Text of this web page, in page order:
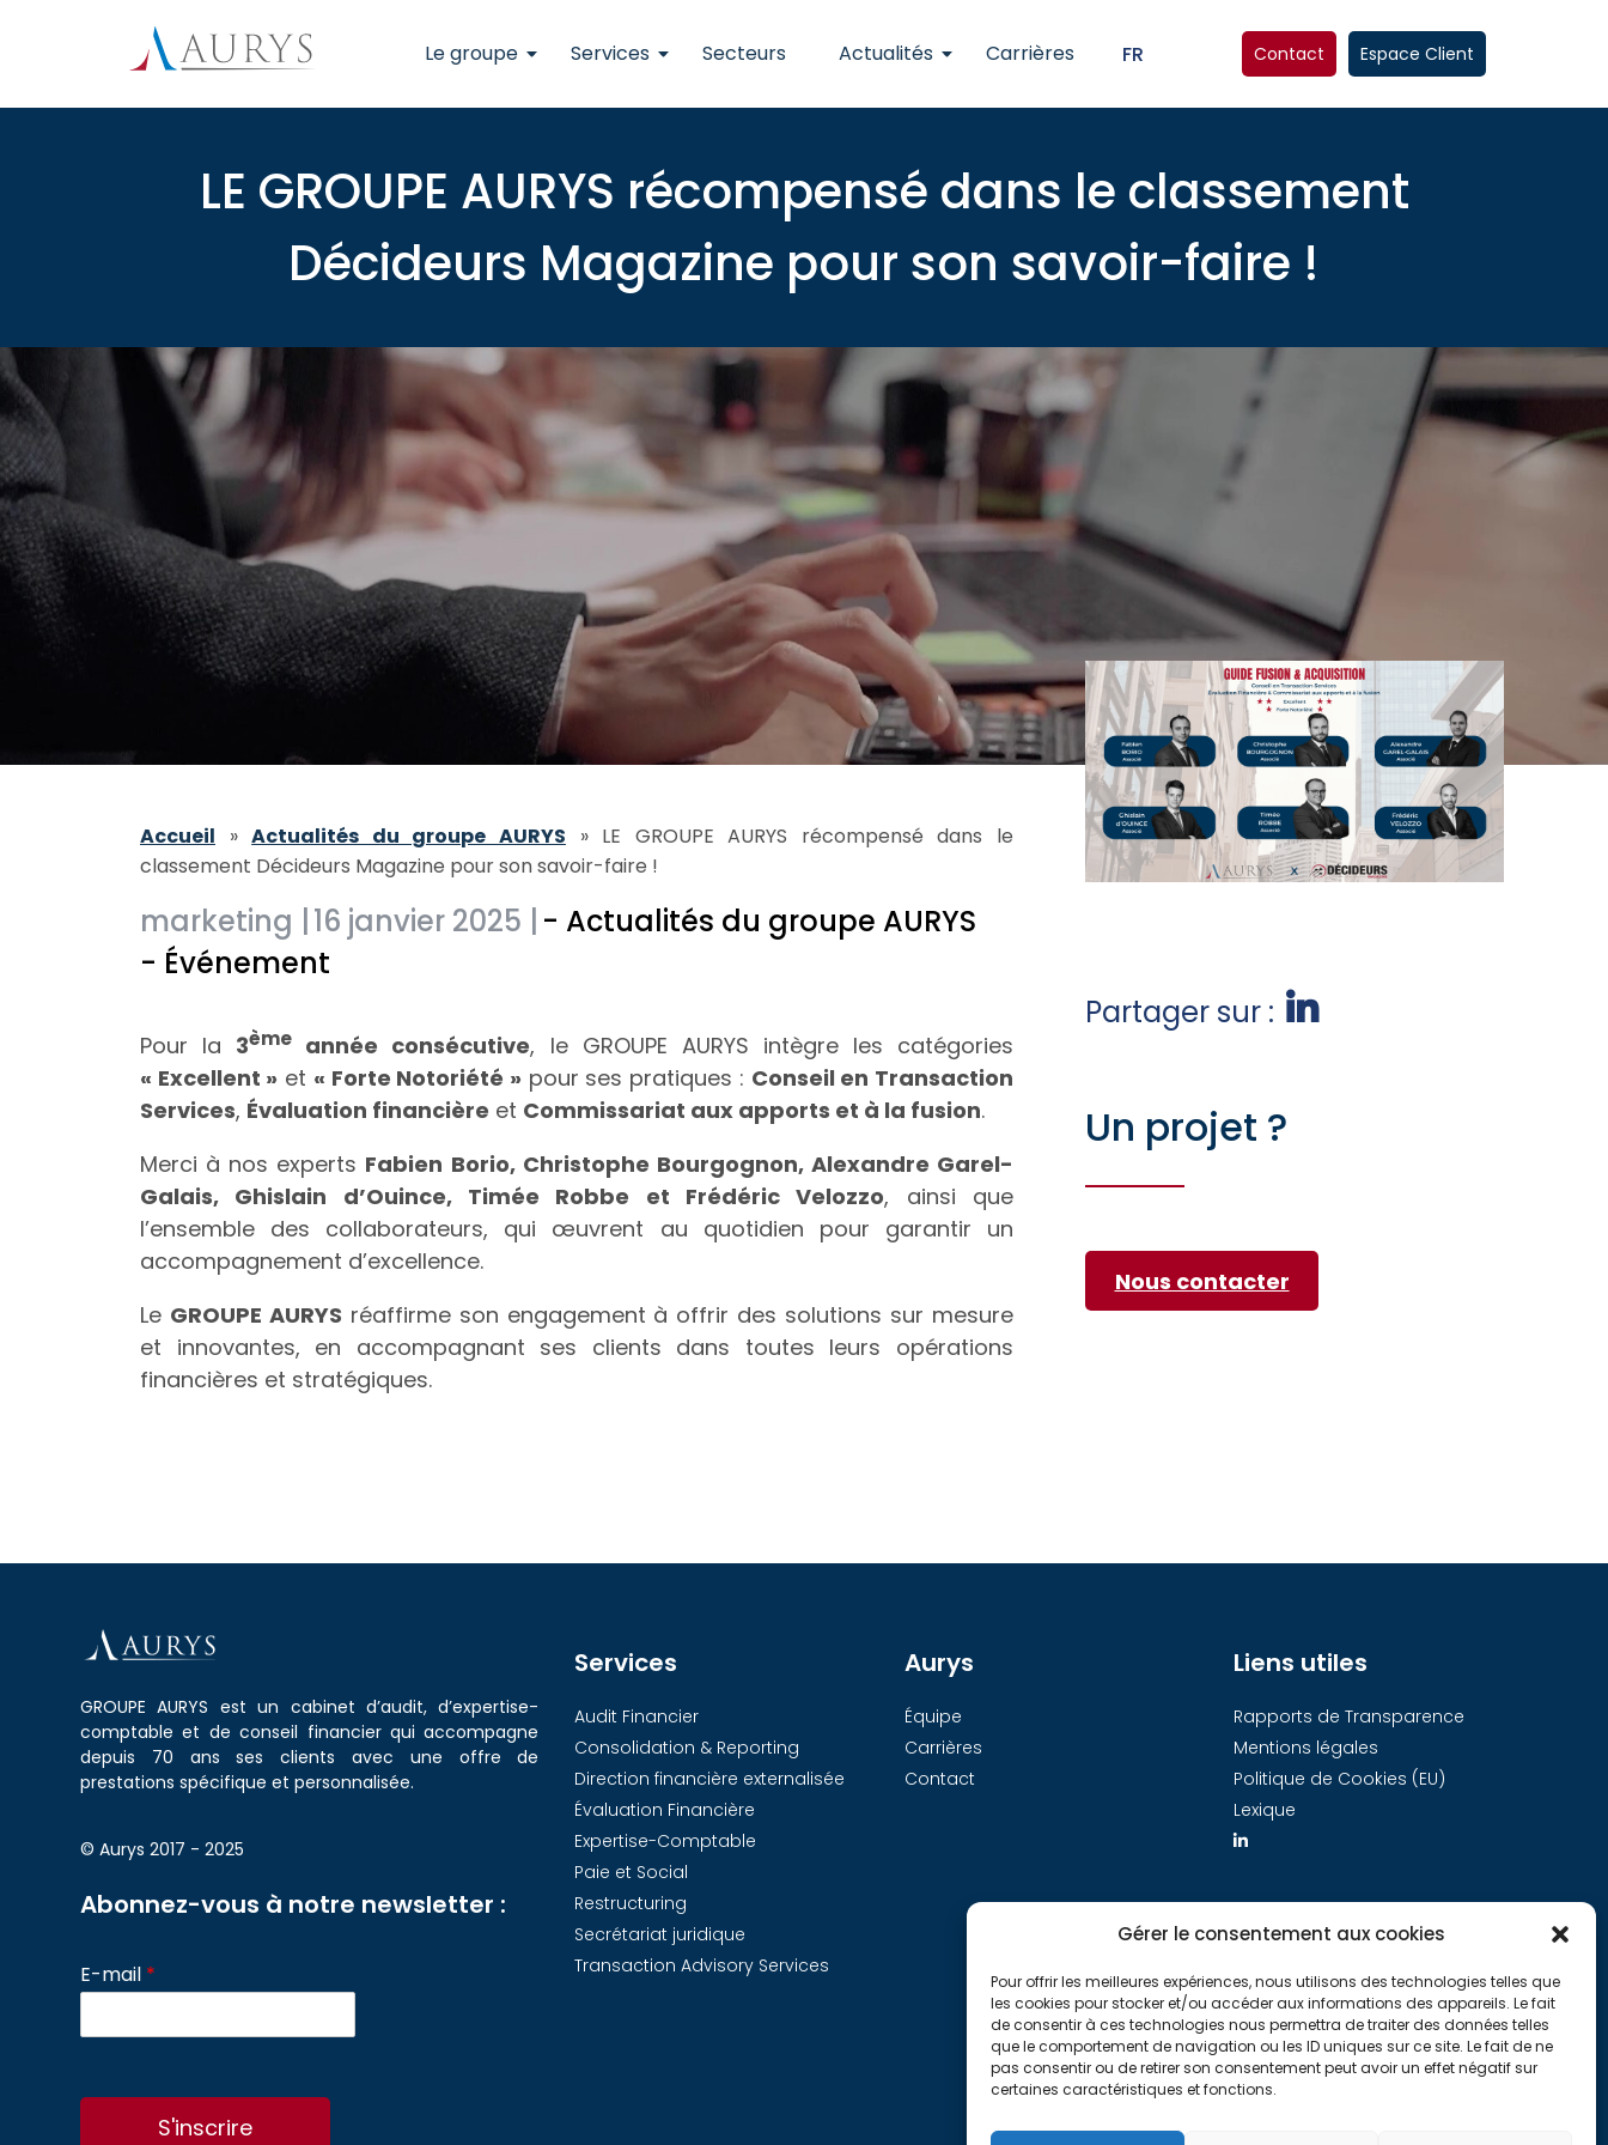
Gérer le consentement aux cookies
Pour offrir les meilleures expériences, nous utilisons des technologies telles que
les cookies pour stocker et/ou accéder aux informations des appareils. Le fait
de consentir à ces technologies nous permettra de traiter des données telles
que le comportement de navigation ou les ID uniques sur ce site. Le fait de ne
pas consentir ou de retirer son consentement peut avoir un effet négatif sur
certaines caractéristiques et fonctions.
Le groupe Services Secteurs Actualités Carrières FR Contact Espace Client
LE GROUPE AURYS récompensé dans le classement
Décideurs Magazine pour son savoir-faire !
Accueil »Actualités du groupe AURYS » LE GROUPE AURYS récompensé dans le
classement Décideurs Magazine pour son savoir-faire !
marketing |16 janvier 2025 | - Actualités du groupe AURYS
- Événement
Pour la 3ème année consécutive, le GROUPE AURYS intègre les catégories
« Excellent » et « Forte Notoriété » pour ses pratiques : Conseil en Transaction
Services, Évaluation financière et Commissariat aux apports et à la fusion.
Merci à nos experts Fabien Borio, Christophe Bourgognon, Alexandre Garel-
Galais, Ghislain d’Ouince, Timée Robbe et Frédéric Velozzo, ainsi que
l’ensemble des collaborateurs, qui œuvrent au quotidien pour garantir un
accompagnement d’excellence.
Le GROUPE AURYS réaffirme son engagement à offrir des solutions sur mesure
et innovantes, en accompagnant ses clients dans toutes leurs opérations
financières et stratégiques.
Partager sur :
Un projet ?
Nous contacter
GROUPE AURYS est un cabinet d’audit, d’expertise-
comptable et de conseil financier qui accompagne
depuis 70 ans ses clients avec une offre de
prestations spécifique et personnalisée.
© Aurys 2017 - 2025
Abonnez-vous à notre newsletter :
E-mail *
S'inscrire
Services
Audit Financier
Consolidation & Reporting
Direction financière externalisée
Évaluation Financière
Expertise-Comptable
Paie et Social
Restructuring
Secrétariat juridique
Transaction Advisory Services
Aurys
Équipe
Carrières
Contact
Liens utiles
Rapports de Transparence
Mentions légales
Politique de Cookies (EU)
Lexique